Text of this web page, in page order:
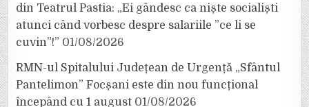
din Teatrul Pastia: „Ei gândesc ca niște socialiști
atunci când vorbesc despre salariile ”ce li se
cuvin”!” 01/08/2026
RMN-ul Spitalului Județean de Urgență „Sfântul
Pantelimon” Focșani este din nou funcțional
începând cu 1 august 01/08/2026